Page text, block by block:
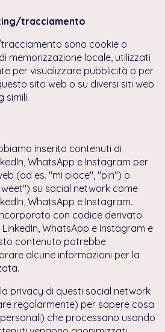
tracciamento
sono cookie o
memorizzazione locale, utilizzati
per visualizzare pubblicità o per
sito web o su diversi siti web
simili.
inserito contenuti di
WhatsApp e Instagram per
(ad es. "mi piace", "pin") o
su social network come
WhatsApp e Instagram.
con codice derivato
WhatsApp e Instagram e
contenuto potrebbe
alcune informazioni per la
privacy di questi social network
regolarmente) per sapere cosa
che processano usando